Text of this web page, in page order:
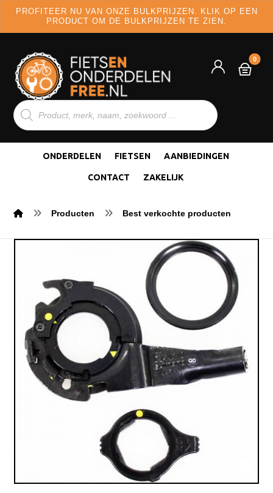
PROFITEER NU VAN ONZE BULKPRIJZEN. KLIK OP EEN
PRODUCT OM DE BULKPRIJZEN TE ZIEN.
ONDERDELEN FIETSEN AANBIEDINGEN
CONTACT ZAKELIJK
Producten Best verkochte producten